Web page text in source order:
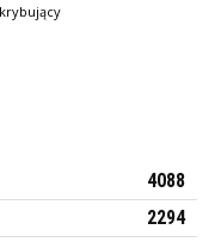
4088
2294